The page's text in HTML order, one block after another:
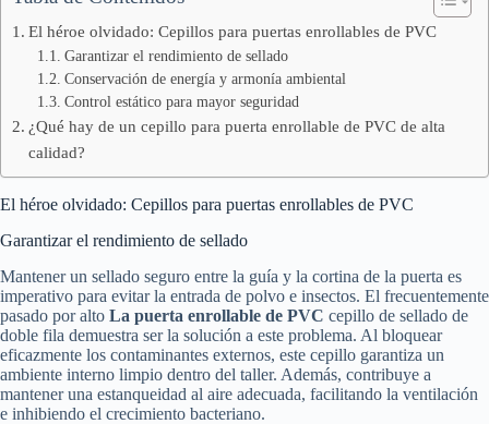
El héroe olvidado: Cepillos para puertas enrollables de PVC
Garantizar el rendimiento de sellado
Conservación de energía y armonía ambiental
Control estático para mayor seguridad
¿Qué hay de un cepillo para puerta enrollable de PVC de alta
calidad?
El héroe olvidado: Cepillos para puertas enrollables de PVC
Garantizar el rendimiento de sellado
Mantener un sellado seguro entre la guía y la cortina de la puerta es
imperativo para evitar la entrada de polvo e insectos. El frecuentemente
pasado por alto La puerta enrollable de PVC cepillo de sellado de
doble fila demuestra ser la solución a este problema. Al bloquear
eficazmente los contaminantes externos, este cepillo garantiza un
ambiente interno limpio dentro del taller. Además, contribuye a
mantener una estanqueidad al aire adecuada, facilitando la ventilación
e inhibiendo el crecimiento bacteriano.